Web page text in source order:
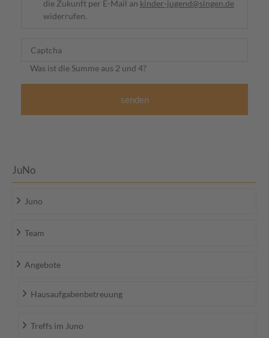
die Zukunft per E-Mail an kinder-jugend@singen.de
widerrufen.
Was ist die Summe aus 2 und 4?
senden
JuNo
Juno
Team
Angebote
Hausaufgabenbetreuung
Treffs im Juno